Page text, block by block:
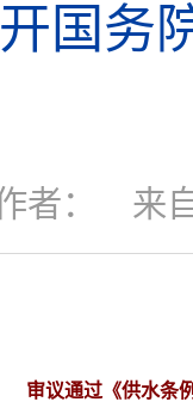
国务
者： 来
审议通过《供水条